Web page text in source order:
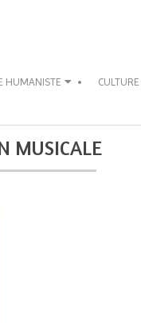
HUMANISTE
MUSICALE